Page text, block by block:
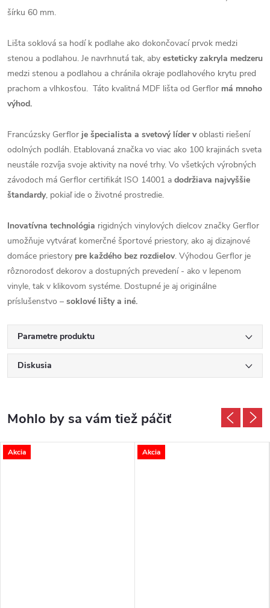
šírku 60 mm.
Lišta soklová sa hodí k podlahe ako dokončovací prvok medzi
stenou a podlahou. Je navrhnutá tak, aby esteticky zakryla medzeru
medzi stenou a podlahou a chránila okraje podlahového krytu pred
prachom a vlhkosťou. Táto kvalitná MDF lišta od Gerflor má mnoho
výhod.
Francúzsky Gerflor je špecialista a svetový líder voblasti riešení
odolných podláh. Etablovaná značka vo viac ako 100 krajinách sveta
neustále rozvíja svoje aktivity na nové trhy. Vo všetkých výrobných
závodoch má Gerflor certifikát ISO 14001 a dodržiava najvyššie
štandardy, pokiaľ ide o životné prostredie.
Inovatívna technológia rigidných vinylových dielcov značky Gerflor
umožňuje vytvárať komerčné športové priestory, ako aj dizajnové
domáce priestory pre každého bez rozdielov. Výhodou Gerflor je
rôznorodosť dekorov a dostupných prevedení - ako v lepenom
vinyle, tak v klikovom systéme. Dostupné je aj originálne
príslušenstvo – soklové lišty a iné.
Parametre produktu
Diskusia
Akcia Akcia